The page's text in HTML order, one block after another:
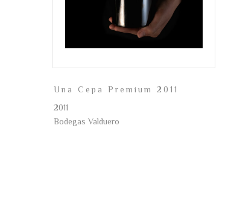
Una Cepa Premium 2011
2011
Bodegas Valduero